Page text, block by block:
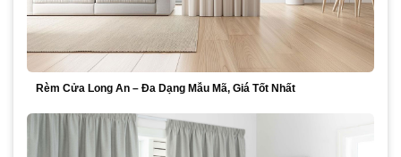
Rèm Cửa Long An – Đa Dạng Mẫu Mã, Giá Tốt Nhất